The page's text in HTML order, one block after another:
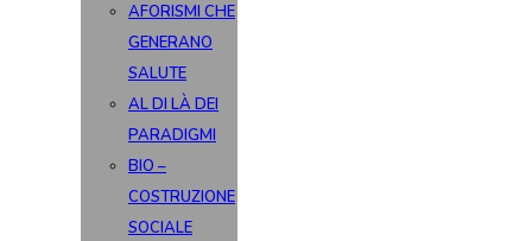
AFORISMI CHE
GENERANO
SALUTE
AL DI LÀ DEI
PARADIGMI
BIO –
COSTRUZIONE
SOCIALE